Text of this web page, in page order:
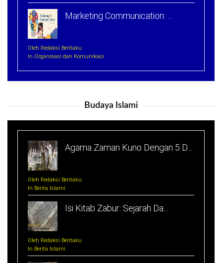
Marketing Communication: …
Oleh Redaksi Beritaku
In Organisasi dan Komunikasi
Budaya Islami
Agama Zaman Kuno Dengan 5 D…
Oleh Redaksi Beritaku
In Berita Islami
Isi Kitab Zabur: Sejarah Da…
Oleh Redaksi Beritaku
In Berita Islami